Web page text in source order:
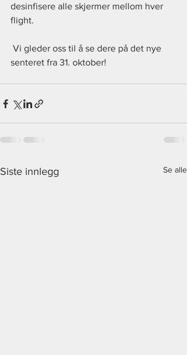
desinfisere alle skjermer mellom hver
flight.
senteret fra 31. oktober!
Siste innlegg Se alle